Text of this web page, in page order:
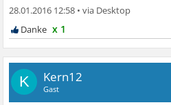
28.01.2016 12:58 •
x 1
K Kern12
Gast